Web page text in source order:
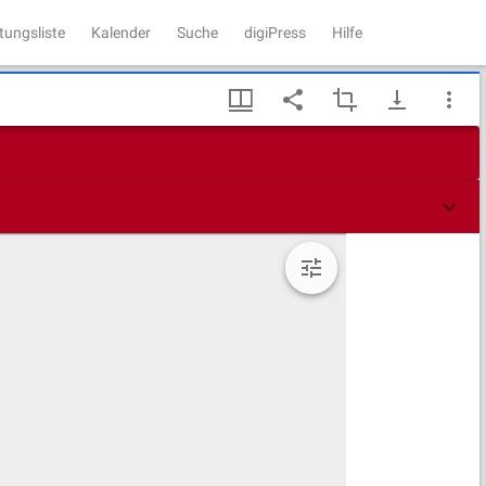
Kalender Suche digiPress Hilfe